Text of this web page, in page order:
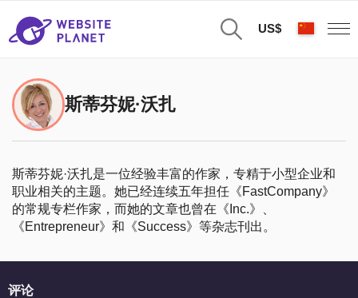
US$
斯蒂芬妮·沃扎
斯蒂芬妮·沃扎是一位经验丰富的作家，专精于小型企业和
职业相关的主题。她已经连续五年担任《FastCompany》
的常规专栏作家，而她的文章也曾在《Inc.》、
《Entrepreneur》和《Success》等杂志刊出。
评论